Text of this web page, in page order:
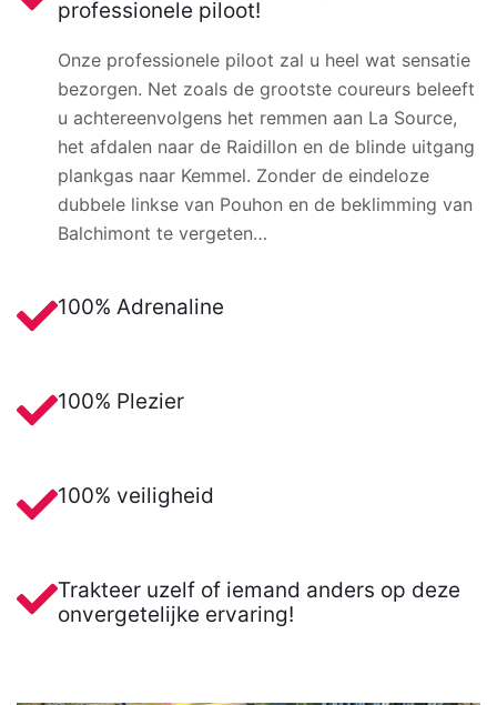
professionele piloot!
Onze professionele piloot zal u heel wat sensatie
bezorgen. Net zoals de grootste coureurs beleeft
u achtereenvolgens het remmen aan La Source,
het afdalen naar de Raidillon en de blinde uitgang
plankgas naar Kemmel. Zonder de eindeloze
dubbele linkse van Pouhon en de beklimming van
Balchimont te vergeten…
100% Adrenaline
100% Plezier
100% veiligheid
Trakteer uzelf of iemand anders op deze
onvergetelijke ervaring!